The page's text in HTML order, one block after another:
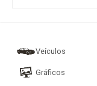
Veículos
Gráficos